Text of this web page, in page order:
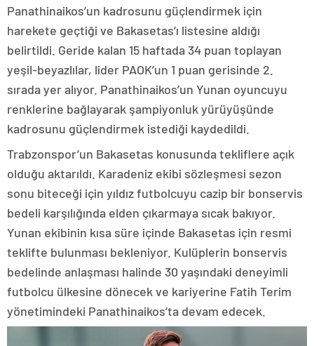
Panathinaikos’un kadrosunu güçlendirmek için
harekete geçtiği ve Bakasetas’ı listesine aldığı
belirtildi. Geride kalan 15 haftada 34 puan toplayan
yeşil-beyazlılar, lider PAOK’un 1 puan gerisinde 2.
sırada yer alıyor. Panathinaikos’un Yunan oyuncuyu
renklerine bağlayarak şampiyonluk yürüyüşünde
kadrosunu güçlendirmek istediği kaydedildi.
Trabzonspor’un Bakasetas konusunda tekliflere açık
olduğu aktarıldı. Karadeniz ekibi sözleşmesi sezon
sonu biteceği için yıldız futbolcuyu cazip bir bonservis
bedeli karşılığında elden çıkarmaya sıcak bakıyor.
Yunan ekibinin kısa süre içinde Bakasetas için resmi
teklifte bulunması bekleniyor. Kulüplerin bonservis
bedelinde anlaşması halinde 30 yaşındaki deneyimli
futbolcu ülkesine dönecek ve kariyerine Fatih Terim
yönetimindeki Panathinaikos’ta devam edecek.